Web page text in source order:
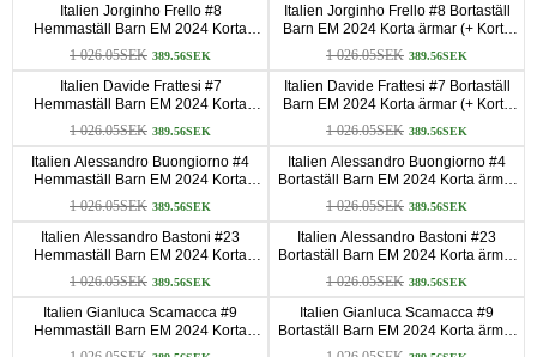
Italien Jorginho Frello #8
Hemmaställ Barn EM 2024 Korta
ärmar (+ Korta byxor)
1 026.05SEK 389.56SEK
Italien Jorginho Frello #8 Bortaställ
Barn EM 2024 Korta ärmar (+ Korta
byxor)
1 026.05SEK 389.56SEK
Italien Davide Frattesi #7
Hemmaställ Barn EM 2024 Korta
ärmar (+ Korta byxor)
1 026.05SEK 389.56SEK
Italien Davide Frattesi #7 Bortaställ
Barn EM 2024 Korta ärmar (+ Korta
byxor)
1 026.05SEK 389.56SEK
Italien Alessandro Buongiorno #4
Hemmaställ Barn EM 2024 Korta
ärmar (+ Korta byxor)
1 026.05SEK 389.56SEK
Italien Alessandro Buongiorno #4
Bortaställ Barn EM 2024 Korta ärmar
(+ Korta byxor)
1 026.05SEK 389.56SEK
Italien Alessandro Bastoni #23
Hemmaställ Barn EM 2024 Korta
ärmar (+ Korta byxor)
1 026.05SEK 389.56SEK
Italien Alessandro Bastoni #23
Bortaställ Barn EM 2024 Korta ärmar
(+ Korta byxor)
1 026.05SEK 389.56SEK
Italien Gianluca Scamacca #9
Hemmaställ Barn EM 2024 Korta
ärmar (+ Korta byxor)
Italien Gianluca Scamacca #9
Bortaställ Barn EM 2024 Korta ärmar
(+ Korta byxor)